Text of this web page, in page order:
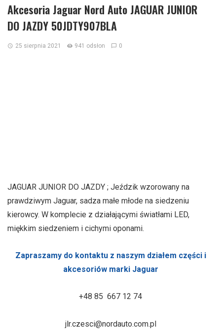
Akcesoria Jaguar Nord Auto JAGUAR JUNIOR
DO JAZDY 50JDTY907BLA
25 sierpnia 2021 941 odsłon 0
JAGUAR JUNIOR DO JAZDY ; Jeździk wzorowany na
prawdziwym Jaguar, sadza małe młode na siedzeniu
kierowcy. W komplecie z działającymi światłami LED,
miękkim siedzeniem i cichymi oponami.
Zapraszamy do kontaktu z naszym działem części i
akcesoriów marki Jaguar
+48 85 667 12 74
jlr.czesci@nordauto.com.pl